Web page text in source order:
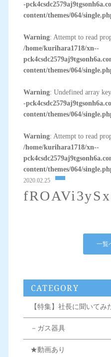
-
content/themes/064/
Warning: Attempt to read
/home/kurihara1718/xn--
content/themes/064/
Warning: Undefined array
-
content/themes/064/
Warning: Attempt to read
/home/kurihara1718/xn--
content/themes/064/
2020.02.25
一覧
CATEGORY
【特集】社長に聞いてみ
－ガス器具
★動画あり